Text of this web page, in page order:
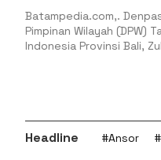
Batampedia.com,.
Pimpinan Wilayah (DPW)
Indonesia Provinsi Bali,
Headline #Ansor